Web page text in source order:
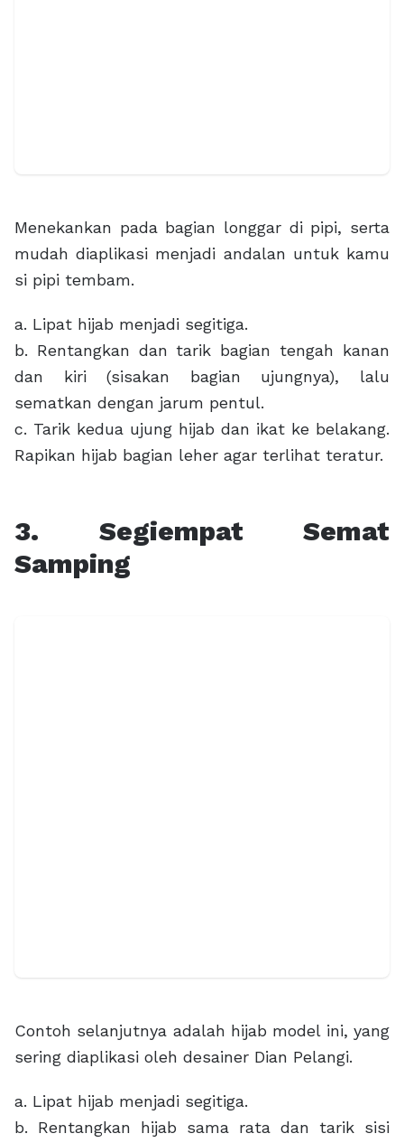
Menekankan pada bagian longgar di pipi, serta
mudah diaplikasi menjadi andalan untuk kamu
si pipi tembam.
a. Lipat hijab menjadi segitiga.
b. Rentangkan dan tarik bagian tengah kanan
dan kiri (sisakan bagian ujungnya), lalu
sematkan dengan jarum pentul.
c. Tarik kedua ujung hijab dan ikat ke belakang.
Rapikan hijab bagian leher agar terlihat teratur.
3. Segiempat Semat
Samping
Contoh selanjutnya adalah hijab model ini, yang
sering diaplikasi oleh desainer Dian Pelangi.
a. Lipat hijab menjadi segitiga.
b. Rentangkan hijab sama rata dan tarik sisi